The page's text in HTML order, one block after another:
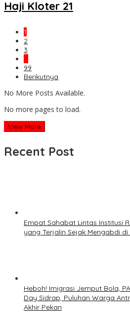
Haji Kloter 21
1
2
3
…
99
Berikutnya
No More Posts Available.
No more pages to load.
View More
Recent Post
Empat Sahabat Lintas Institusi
yang Terjalin Sejak Mengabdi
Heboh! Imigrasi Jemput Bola,
Day Sidrap, Puluhan Warga
Akhir Pekan